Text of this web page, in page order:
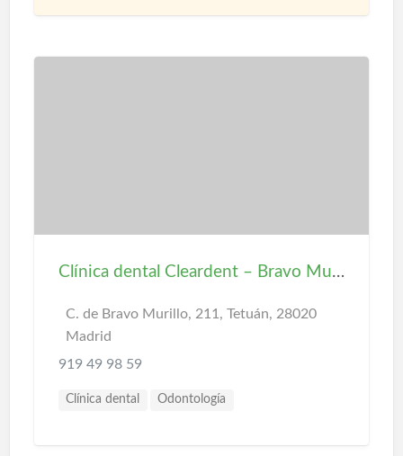
Clínica dental Cleardent – Bravo Murillo
C. de Bravo Murillo, 211, Tetuán, 28020
Madrid
919 49 98 59
Clínica dental Odontología